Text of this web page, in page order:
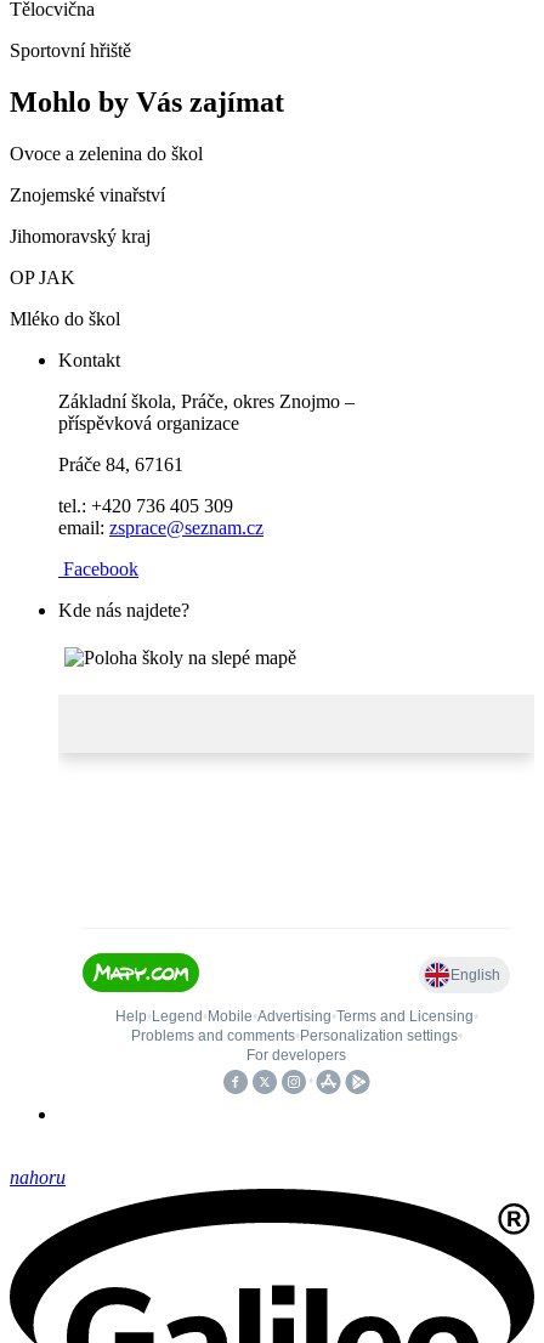
Tělocvična
Sportovní hřiště
Mohlo by Vás zajímat
Ovoce a zelenina do škol
Znojemské vinařství
Jihomoravský kraj
OP JAK
Mléko do škol
Kontakt
Základní škola, Práče, okres Znojmo –
příspěvková organizace
Práče 84, 67161
tel.: +420 736 405 309
email: zsprace@seznam.cz
Facebook
Kde nás najdete?
nahoru